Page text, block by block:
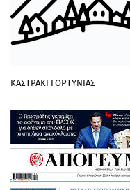
ΚΑΣΤΡΑΚΙ ΓΟΡΤΥΝΙΑΣ